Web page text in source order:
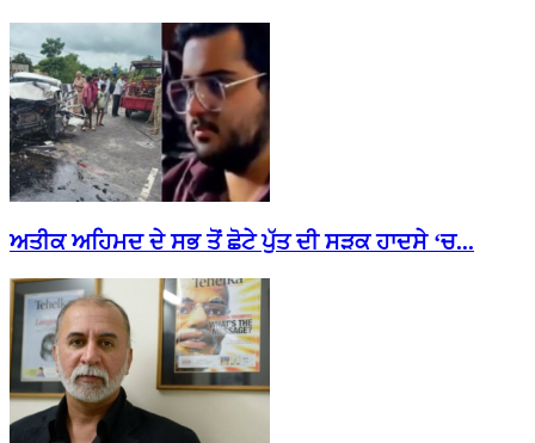
ਅਤੀਕ ਅਹਿਮਦ ਦੇ ਸਭ ਤੋਂ ਛੋਟੇ ਪੁੱਤ ਦੀ ਸੜਕ ਹਾਦਸੇ ‘ਚ...